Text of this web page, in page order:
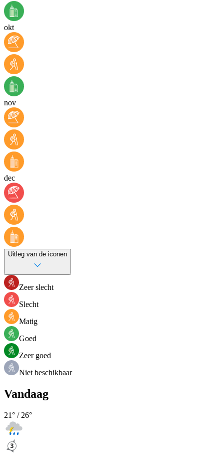
okt
nov
dec
Uitleg van de iconen
Zeer slecht
Slecht
Matig
Goed
Zeer goed
Niet beschikbaar
Vandaag
21° / 26°